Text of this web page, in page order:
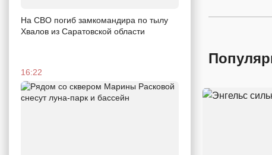
На СВО погиб замкомандира по тылу
Хвалов из Саратовской области
16:22